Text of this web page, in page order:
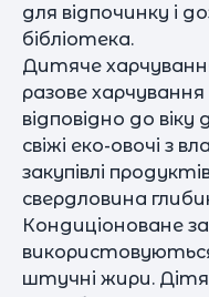
для відпочинку і
бібліотека.
Дитяче
разове харчування
відповідно до
свіжі еко-овочі з
закупівлі
свердловина
Кондиціоноване
штучні жири.